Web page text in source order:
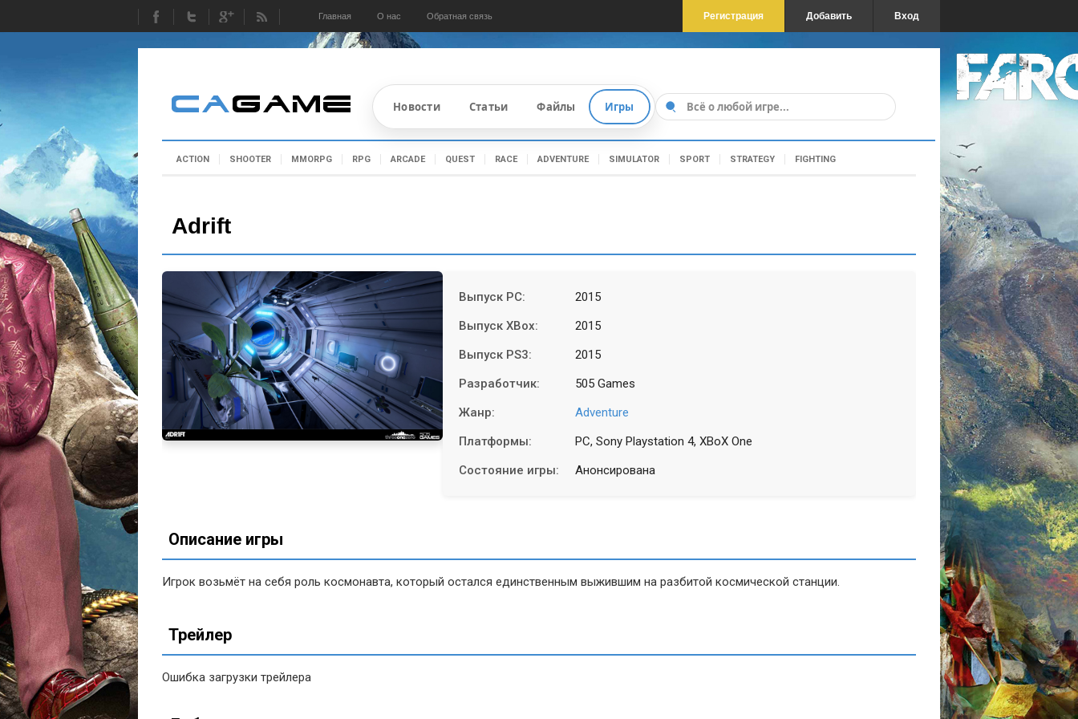
Новости Статьи Файлы Игры
ACTION SHOOTER MMORPG RPG ARCADE QUEST RACE ADVENTURE SIMULATOR SPORT STRATEGY FIGHTING
Adrift
Выпуск PC:
2015
Выпуск XBox:
2015
Выпуск PS3:
2015
Разработчик:
505 Games
Жанр:
Adventure
Платформы:
PC, Sony Playstation 4, XBoX One
Состояние игры:
Анонсирована
Описание игры
Игрок возьмёт на себя роль космонавта, который остался единственным выжившим на разбитой космической станции.
Трейлер
Ошибка загрузки трейлера
Главная О нас Обратная связь Регистрация Добавить Вход